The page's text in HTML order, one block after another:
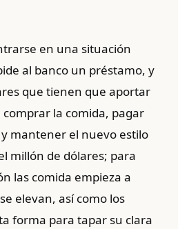
en una situación
al banco un préstamo, y
que tienen que aportar
la comida, pagar
y mantener el nuevo estilo
millón de dólares; para
las comida empieza a
elevan, así como los
forma para tapar su clara